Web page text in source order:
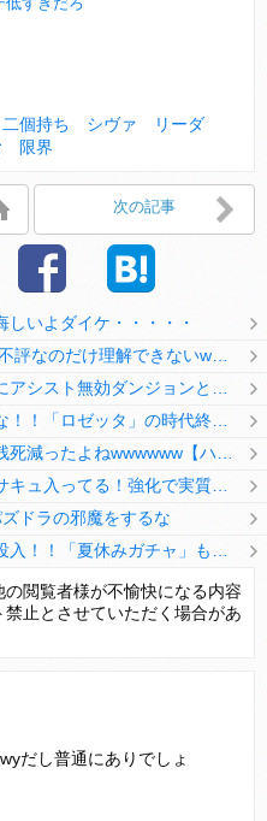
個持ち シヴァ リーダ
限界
次の記事
しいよダイケ・・・・・
ドラの邪魔をするな
【パズドラ】TB・HEARTSの6人は全員分岐進化とアシスト2種あり！HEARTSエンジェルの進化いいな
貴方にはありますか？
閲覧者様が不愉快になる内容
止とさせていただく場合があ
だし普通にありでしょ